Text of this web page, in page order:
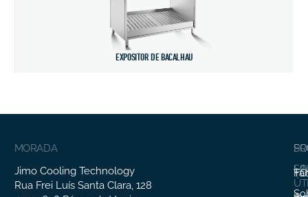
EXPOSITOR DE BACALHAU
MORADA
Jimo Cooling Technology
Rua Frei Luís Santa Clara, 128